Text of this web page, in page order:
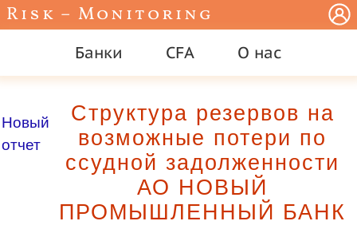
Risk – Monitoring
Банки CFA О нас
Новый
отчет
Структура резервов на
возможные потери по
ссудной задолженности
АО НОВЫЙ
ПРОМЫШЛЕННЫЙ БАНК